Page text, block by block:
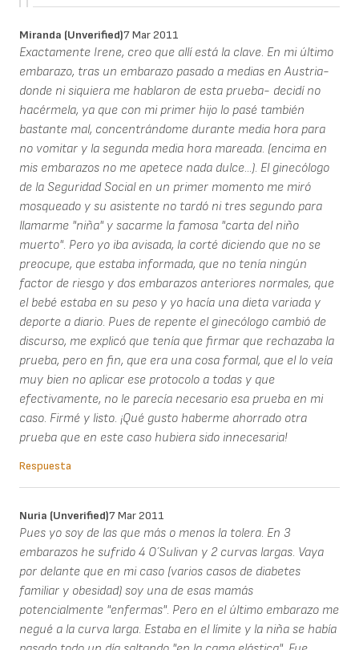
Miranda (unverified)7 Mar 2011
Exactamente Irene, creo que allí está la clave. En mi último
embarazo, tras un embarazo pasado a medias en Austria-
donde ni siquiera me hablaron de esta prueba- decidí no
hacérmela, ya que con mi primer hijo lo pasé también
bastante mal, concentrándome durante media hora para
no vomitar y la segunda media hora mareada. (encima en
mis embarazos no me apetece nada dulce...). El ginecólogo
de la Seguridad Social en un primer momento me miró
mosqueado y su asistente no tardó ni tres segundo para
llamarme "niña" y sacarme la famosa "carta del niño
muerto". Pero yo iba avisada, la corté diciendo que no se
preocupe, que estaba informada, que no tenía ningún
factor de riesgo y dos embarazos anteriores normales, que
el bebé estaba en su peso y yo hacía una dieta variada y
deporte a diario. Pues de repente el ginecólogo cambió de
discurso, me explicó que tenía que firmar que rechazaba la
prueba, pero en fin, que era una cosa formal, que el lo veía
muy bien no aplicar ese protocolo a todas y que
efectivamente, no le parecía necesario esa prueba en mi
caso. Firmé y listo. ¡Qué gusto haberme ahorrado otra
prueba que en este caso hubiera sido innecesaria!
Respuesta
Nuria (unverified)7 Mar 2011
Pues yo soy de las que más o menos la tolera. En 3
embarazos he sufrido 4 O´Sulivan y 2 curvas largas. Vaya
por delante que en mi caso (varios casos de diabetes
familiar y obesidad) soy una de esas mamás
potencialmente "enfermas". Pero en el último embarazo me
negué a la curva larga. Estaba en el límite y la niña se había